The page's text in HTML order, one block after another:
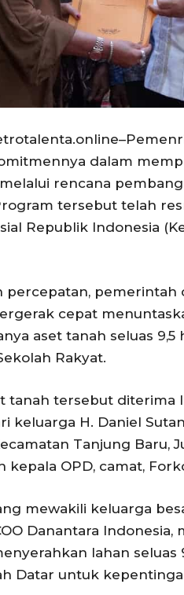
dalam
rencana
tersebut telah
Republik Indonesia
percepatan,
cepat
aset tanah seluas
Rakyat.
tanah tersebut diterima
keluarga H. Daniel
Tanjung Baru,
kepala OPD, camat,
mewakili keluarga
Danantara
lahan
Datar untuk